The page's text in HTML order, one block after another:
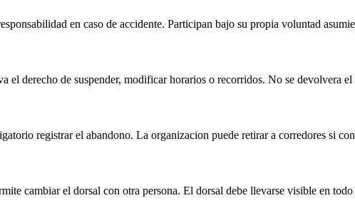
en caso de accidente. Participan bajo su propia voluntad
el derecho de suspender, modificar horarios o recorridos. No se devolvera
registrar el abandono. La organizacion puede retirar a corredores si
cambiar el dorsal con otra persona. El dorsal debe llevarse visible en